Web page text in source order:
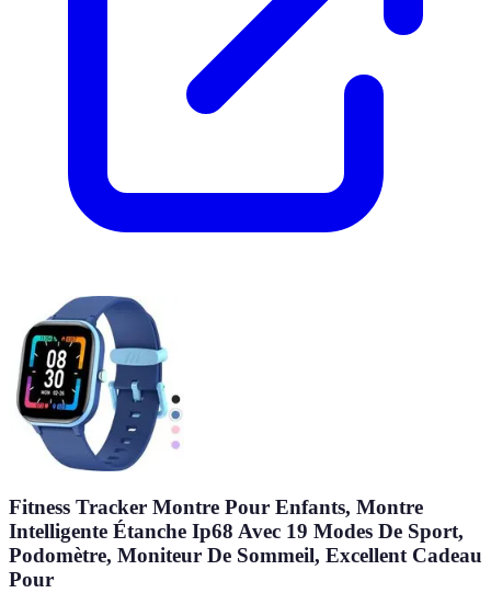
Fitness Tracker Montre Pour Enfants, Montre
Intelligente Étanche Ip68 Avec 19 Modes De Sport,
Podomètre, Moniteur De Sommeil, Excellent Cadeau
Pour